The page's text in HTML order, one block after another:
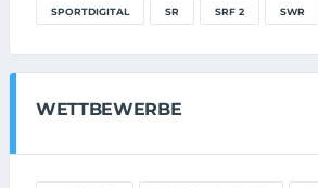
SPORTDIGITAL SR SRF 2 SWR
WETTBEWERBE